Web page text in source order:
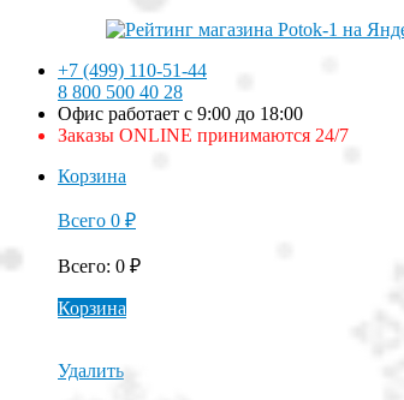
+7 (499) 110-51-44
8 800 500 40 28
Офис работает с 9:00 до 18:00
Заказы ONLINE принимаются 24/7
Корзина
Всего 0 ₽
Всего: 0 ₽
Корзина
Удалить